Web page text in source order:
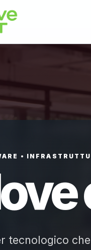
•
tecnologico